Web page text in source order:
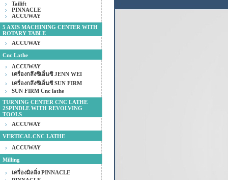
Tailift
PINNACLE
ACCUWAY
5 AXIS MACHINING CENTER WITH
ROTARY TABLE
ACCUWAY
Cnc Lathe
ACCUWAY
เครื่องกลึงซีเอ็นซี JENN WEI
เครื่องกลึงซีเอ็นซี SUN FIRM
SUN FIRM Cnc lathe
TURNING CENTER CNC LATHE
2SPINDLE WITH REVOLVING
TOOLS
ACCUWAY
VERTICAL CNC LATHE
ACCUWAY
Milling
เครื่องมิลลิ่ง PINNACLE